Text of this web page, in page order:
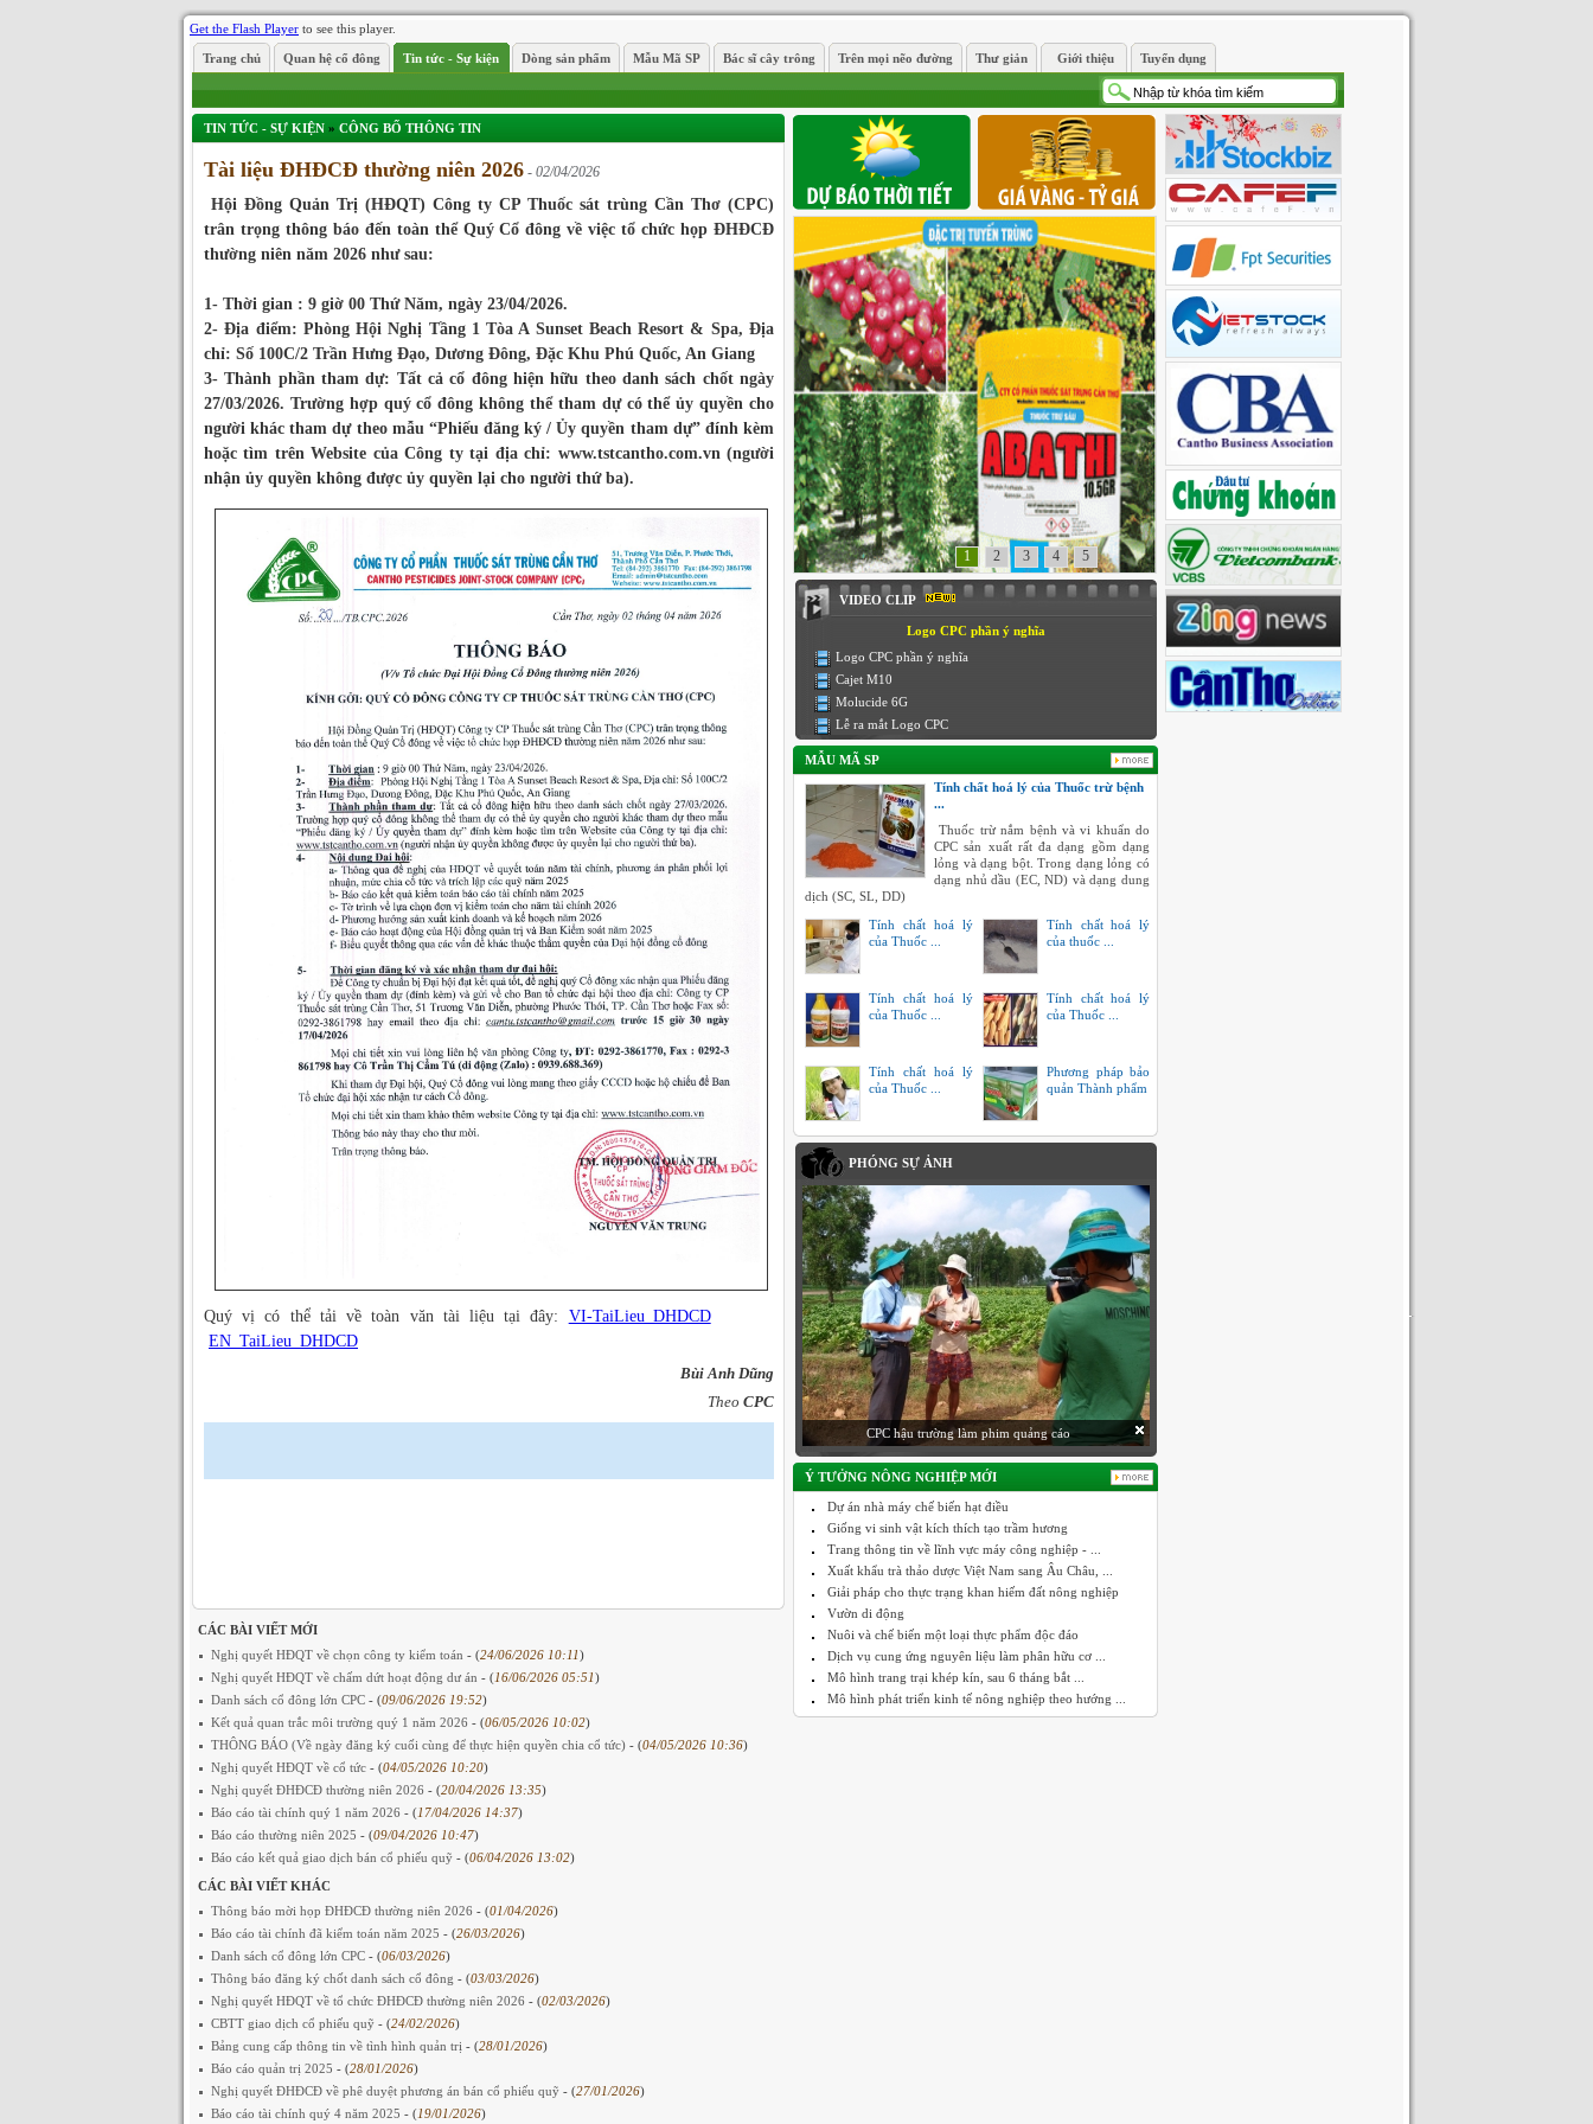
Get the Flash Player to see this player.
Trang chủ Quan hệ cổ đông Tin tức - Sự kiện Dòng sản phẩm Mẫu Mã SP Bác sĩ cây trông Trên mọi nẽo đường Thư giản Giới thiệu Tuyển dụng
TIN TỨC - SỰ KIỆN » CÔNG BỐ THÔNG TIN
Tài liệu ĐHĐCĐ thường niên 2026 - 02/04/2026
Hội Đồng Quản Trị (HĐQT) Công ty CP Thuốc sát trùng Cần Thơ (CPC)
trân trọng thông báo đến toàn thể Quý Cổ đông về việc tổ chức họp ĐHĐCĐ
thường niên năm 2026 như sau:
1- Thời gian : 9 giờ 00 Thứ Năm, ngày 23/04/2026.
2- Địa điểm: Phòng Hội Nghị Tầng 1 Tòa A Sunset Beach Resort & Spa, Địa
chỉ: Số 100C/2 Trần Hưng Đạo, Dương Đông, Đặc Khu Phú Quốc, An Giang
3- Thành phần tham dự: Tất cả cổ đông hiện hữu theo danh sách chốt ngày
27/03/2026. Trường hợp quý cổ đông không thể tham dự có thể ủy quyền cho
người khác tham dự theo mẫu “Phiếu đăng ký / Ủy quyền tham dự” đính kèm
hoặc tìm trên Website của Công ty tại địa chỉ: www.tstcantho.com.vn (người
nhận ủy quyền không được ủy quyền lại cho người thứ ba).
Quý vị có thể tải về toàn văn tài liệu tại đây: VI-TaiLieu_DHDCD
EN_TaiLieu_DHDCD
Bùi Anh Dũng
Theo CPC
CÁC BÀI VIẾT MỚI
Nghị quyết HĐQT về chọn công ty kiểm toán - (24/06/2026 10:11)
Nghị quyết HĐQT về chấm dứt hoạt động dư án - (16/06/2026 05:51)
Danh sách cổ đông lớn CPC - (09/06/2026 19:52)
Kết quả quan trắc môi trường quý 1 năm 2026 - (06/05/2026 10:02)
THÔNG BÁO (Về ngày đăng ký cuối cùng để thực hiện quyền chia cổ tức) - (04/05/2026 10:36)
Nghị quyết HĐQT về cổ tức - (04/05/2026 10:20)
Nghị quyết ĐHĐCĐ thường niên 2026 - (20/04/2026 13:35)
Báo cáo tài chính quý 1 năm 2026 - (17/04/2026 14:37)
Báo cáo thường niên 2025 - (09/04/2026 10:47)
Báo cáo kết quả giao dịch bán cổ phiếu quỹ - (06/04/2026 13:02)
CÁC BÀI VIẾT KHÁC
Thông báo mời họp ĐHĐCĐ thường niên 2026 - (01/04/2026)
Báo cáo tài chính đã kiểm toán năm 2025 - (26/03/2026)
Danh sách cổ đông lớn CPC - (06/03/2026)
Thông báo đăng ký chốt danh sách cổ đông - (03/03/2026)
Nghị quyết HĐQT về tổ chức ĐHĐCĐ thường niên 2026 - (02/03/2026)
CBTT giao dịch cổ phiếu quỹ - (24/02/2026)
Bảng cung cấp thông tin về tình hình quản trị - (28/01/2026)
Báo cáo quản trị 2025 - (28/01/2026)
Nghị quyết ĐHĐCĐ về phê duyệt phương án bán cổ phiếu quỹ - (27/01/2026)
Báo cáo tài chính quý 4 năm 2025 - (19/01/2026)
1 2 3 4 5
VIDEO CLIP
Logo CPC phần ý nghĩa
Logo CPC phần ý nghĩa
Cajet M10
Molucide 6G
Lễ ra mắt Logo CPC
MẪU MÃ SP
Tính chất hoá lý của Thuốc trừ bệnh
...
Thuốc trừ nắm bệnh và vi khuẩn do
CPC sản xuất rất đa dạng gồm dạng
lỏng và dạng bột. Trong dạng lỏng có
dạng nhủ dầu (EC, ND) và dạng dung
dịch (SC, SL, DD)
Tính chất hoá lý
của Thuốc ...
Tính chất hoá lý
của thuốc ...
Tính chất hoá lý
của Thuốc ...
Tính chất hoá lý
của Thuốc ...
Tính chất hoá lý
của Thuốc ...
Phương pháp bảo
quản Thành phẩm
PHÓNG SỰ ẢNH
CPC hậu trường làm phim quảng cáo
Ý TƯỞNG NÔNG NGHIỆP MỚI
Dự án nhà máy chế biến hạt điều
Giống vi sinh vật kích thích tạo trầm hương
Trang thông tin về lĩnh vực máy công nghiệp - ...
Xuất khẩu trà thảo dược Việt Nam sang Âu Châu, ...
Giải pháp cho thực trạng khan hiếm đất nông nghiệp
Vườn di động
Nuôi và chế biến một loại thực phẩm độc đáo
Dịch vụ cung ứng nguyên liệu làm phân hữu cơ ...
Mô hình trang trại khép kín, sau 6 tháng bắt ...
Mô hình phát triển kinh tế nông nghiệp theo hướng ...